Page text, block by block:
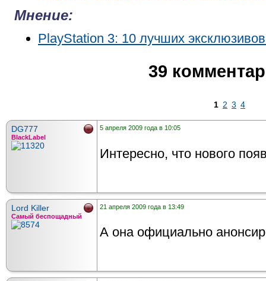
Мнение:
PlayStation 3: 10 лучших
39
1 2 3 4
DG777
BlackLabel
5 апреля 2009 года в 10:05
Интересно, что нового
Lord Killer
Самый беспощадный
21 апреля 2009 года в 13:49
А она официально